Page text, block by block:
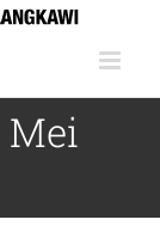
Mei